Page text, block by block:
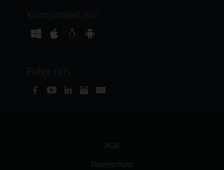
AGB
Datenschutz